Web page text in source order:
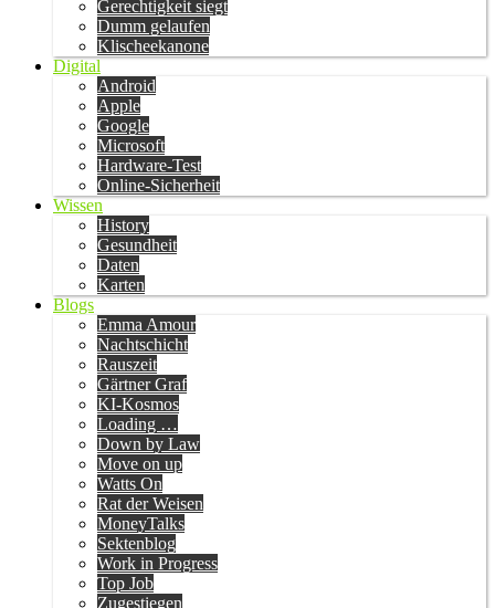
Gerechtigkeit siegt
Dumm gelaufen
Klischeekanone
Digital
Android
Apple
Google
Microsoft
Hardware-Test
Online-Sicherheit
Wissen
History
Gesundheit
Daten
Karten
Blogs
Emma Amour
Nachtschicht
Rauszeit
Gärtner Graf
KI-Kosmos
Loading …
Down by Law
Move on up
Watts On
Rat der Weisen
MoneyTalks
Sektenblog
Work in Progress
Top Job
Zugestiegen